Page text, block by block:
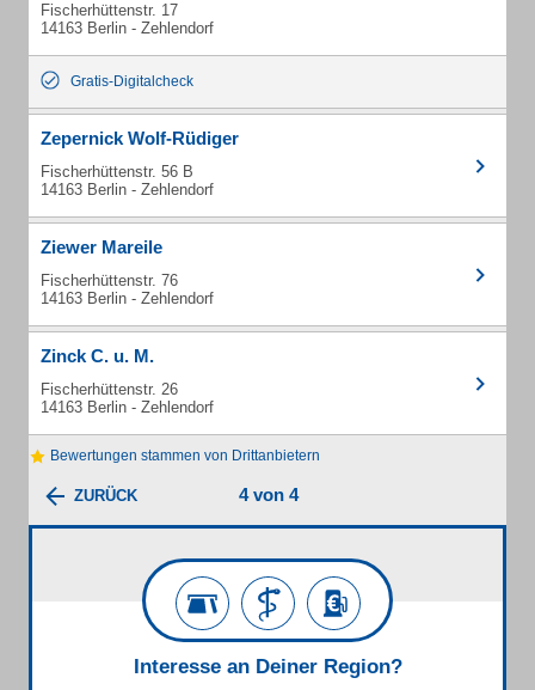
Fischerhüttenstr. 17
14163 Berlin - Zehlendorf
Gratis-Digitalcheck
Zepernick Wolf-Rüdiger
Fischerhüttenstr. 56 B
14163 Berlin - Zehlendorf
Ziewer Mareile
Fischerhüttenstr. 76
14163 Berlin - Zehlendorf
Zinck C. u. M.
Fischerhüttenstr. 26
14163 Berlin - Zehlendorf
Bewertungen stammen von Drittanbietern
ZURÜCK 4 von 4
Interesse an Deiner Region?